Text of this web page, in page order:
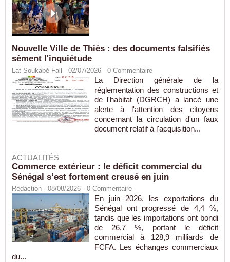
Nouvelle Ville de Thiès : des documents falsifiés
sèment l'inquiétude
Lat Soukabé Fall - 02/07/2026 - 0 Commentaire
La Direction générale de la
réglementation des constructions et
de l'habitat (DGRCH) a lancé une
alerte à l'attention des citoyens
concernant la circulation d'un faux
document relatif à l'acquisition...
ACTUALITÉS
Commerce extérieur : le déficit commercial du
Sénégal s’est fortement creusé en juin
Rédaction - 08/08/2026 - 0 Commentaire
En juin 2026, les exportations du
Sénégal ont progressé de 4,4 %,
tandis que les importations ont bondi
de 26,7 %, portant le déficit
commercial à 128,9 milliards de
FCFA. Les échanges commerciaux
du...